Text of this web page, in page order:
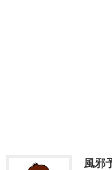
風邪